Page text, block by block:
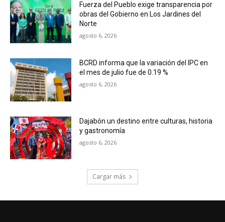
Fuerza del Pueblo exige transparencia por
obras del Gobierno en Los Jardines del
Norte
agosto 6, 2026
BCRD informa que la variación del IPC en
el mes de julio fue de 0.19 %
agosto 6, 2026
Dajabón un destino entre culturas, historia
y gastronomía
agosto 6, 2026
Cargar más